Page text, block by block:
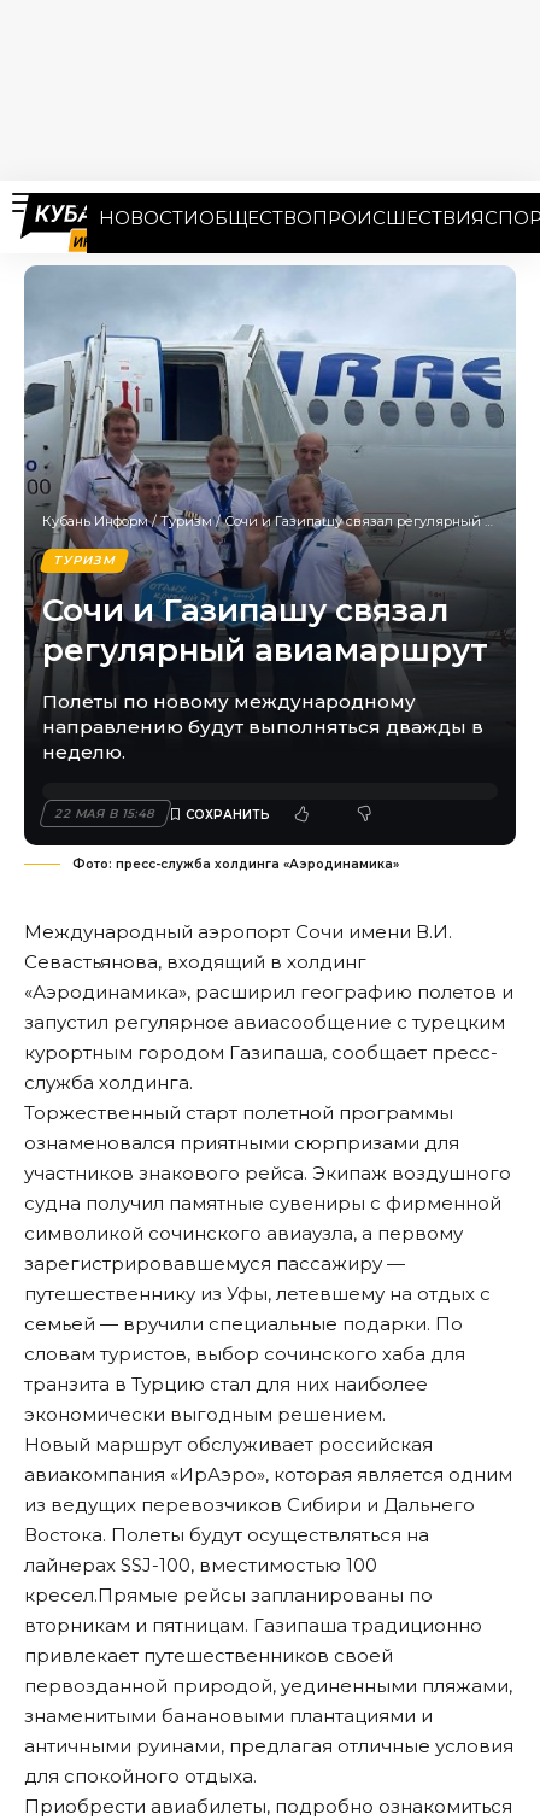
НОВОСТИОБЩЕСТВОПРОИСШЕСТВИЯ
Кубань Информ/Туризм/Сочи и Газипашу связал регулярный авиамаршрут
ТУРИЗМ
Сочи и Газипашу связал
регулярный авиамаршрут
Полеты по новому международному
направлению будут выполняться дважды в
неделю.
22 МАЯ В 15:48
Фото: пресс-служба холдинга «Аэродинамика»
Международный аэропорт Сочи имени В.И.
Севастьянова, входящий в холдинг
«Аэродинамика», расширил географию полетов и
запустил регулярное авиасообщение с турецким
курортным городом Газипаша, сообщает пресс-
служба холдинга.
Торжественный старт полетной программы
ознаменовался приятными сюрпризами для
участников знакового рейса. Экипаж воздушного
судна получил памятные сувениры с фирменной
символикой сочинского авиаузла, а первому
зарегистрировавшемуся пассажиру —
путешественнику из Уфы, летевшему на отдых с
семьей — вручили специальные подарки. По
словам туристов, выбор сочинского хаба для
транзита в Турцию стал для них наиболее
экономически выгодным решением.
Новый маршрут обслуживает российская
авиакомпания «ИрАэро», которая является одним
из ведущих перевозчиков Сибири и Дальнего
Востока. Полеты будут осуществляться на
лайнерах SSJ-100, вместимостью 100
кресел.Прямые рейсы запланированы по
вторникам и пятницам. Газипаша традиционно
привлекает путешественников своей
первозданной природой, уединенными пляжами,
знаменитыми банановыми плантациями и
античными руинами, предлагая отличные условия
для спокойного отдыха.
Приобрести авиабилеты, подробно ознакомиться